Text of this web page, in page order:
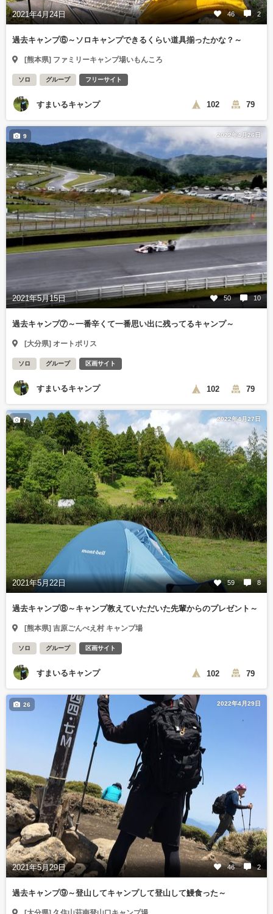
2021年4月24日 46 2
過去キャンプ⑥～ソロキャンプできるくらい道具揃ったかな？～
[熊本県] ファミリーキャンプ場いもんころ
ソロ グループ フリーサイト
すまいるキャンプ 102 79
2022年4月26日
2021年5月15日 50 10
9
過去キャンプ⑦～一番辛くて一番思い出に残ってるキャンプ～
[大分県] オートポリス
ソロ グループ 区画サイト
すまいるキャンプ 102 79
2022年4月27日
2021年5月22日 59 8
7
過去キャンプ⑧～キャンプ教えていただいた先輩からのプレゼント～
[熊本県] 吉原ごんべえ村 キャンプ場
ソロ グループ 区画サイト
すまいるキャンプ 102 79
2022年4月29日
2021年5月29日 46 2
26
過去キャンプ⑨～登山してキャンプして登山して鰻食った～